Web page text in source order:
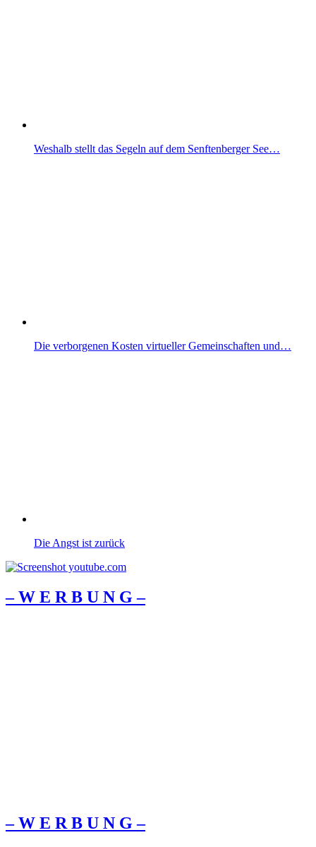
Weshalb stellt das Segeln auf dem Senftenberger See…
Die verborgenen Kosten virtueller Gemeinschaften und…
Die Angst ist zurück
– W Ε R Β U Ν G –
– W Ε R Β U Ν G –